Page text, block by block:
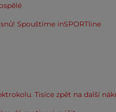
Spouštíme inSPORTline
Tisíce zpět na další